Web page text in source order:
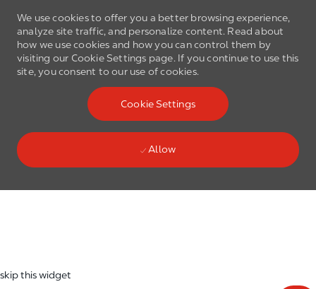
We use cookies to offer you a better browsing experience,
analyze site traffic, and personalize content. Read about
how we use cookies and how you can control them by
visiting our Cookie Settings page. If you continue to use this
site, you consent to our use of cookies.
Cookie Settings
Allow
Skip to main content
skip this widget